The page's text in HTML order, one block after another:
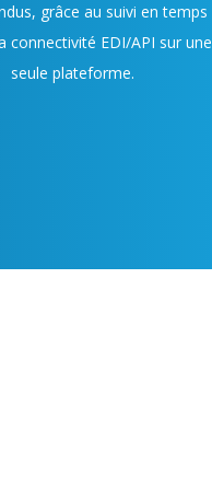
grâce au suivi en temps
connectivité EDI/API sur une
seule plateforme.